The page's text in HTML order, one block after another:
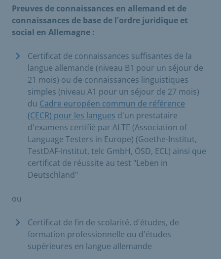
Preuves de connaissances en allemand et de
connaissances de base de l'ordre juridique et
social en Allemagne :
Certificat de connaissances suffisantes de la
langue allemande (niveau B1 pour un séjour de
21 mois) ou de connaissances linguistiques
simples (niveau A1 pour un séjour de 27 mois)
du Cadre européen commun de référence
(CECR) pour les langues d'un prestataire
d'examens certifié par ALTE (Association of
Language Testers in Europe) (Goethe-Institut,
TestDAF-Institut, telc GmbH, ÖSD, ECL) ainsi que
certificat de réussite au test "Leben in
Deutschland"
ou
Certificat de fin de scolarité, d'études, de
formation professionnelle ou d'études
supérieures en langue allemande